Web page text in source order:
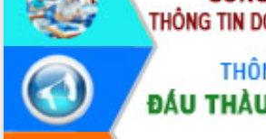
mới
UBND tỉnh họp báo định kỳ tháng 4
năm 2026
Hội thảo khoa học “Giải pháp thúc đẩy
phát triển nền kinh tế xanh tại tỉnh
Đắk Lắk”
Tăng cường giám sát, đôn đốc thực